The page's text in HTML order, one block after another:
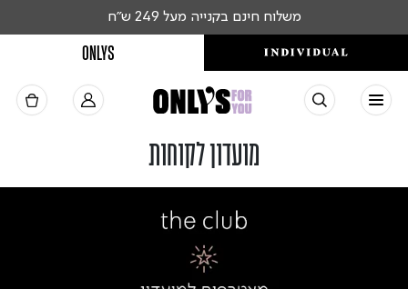
משלוח חינם בקנייה מעל 249 ש"ח
ONLYS
מועדון לקוחות